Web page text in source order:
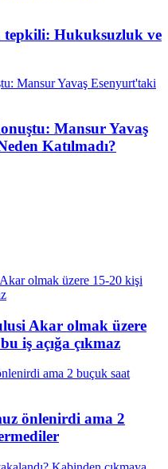
tepkili: Hukuksuzluk ve
Mansur Yavaş
Katılmadı?
Akar olmak üzere
iş açığa çıkmaz
önlenirdi ama 2